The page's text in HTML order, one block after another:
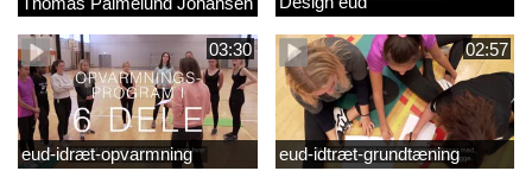
03:30
eud-idræt-opvarmning
02:57
eud-idtræt-grundtæning